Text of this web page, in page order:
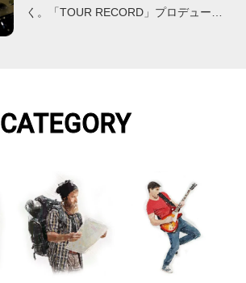
く。「TOUR RECORD」プロデュー…
CATEGORY